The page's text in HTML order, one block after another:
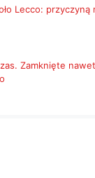
Lecco: przyczyną
Zamknięte